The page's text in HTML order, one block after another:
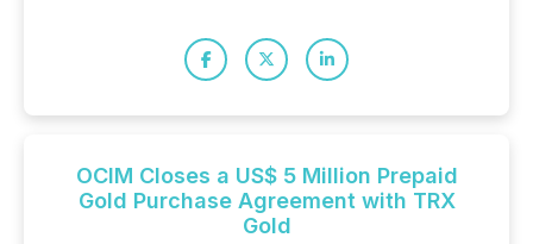
OCIM Closes a US$ 5 Million Prepaid
Gold Purchase Agreement with TRX
Gold